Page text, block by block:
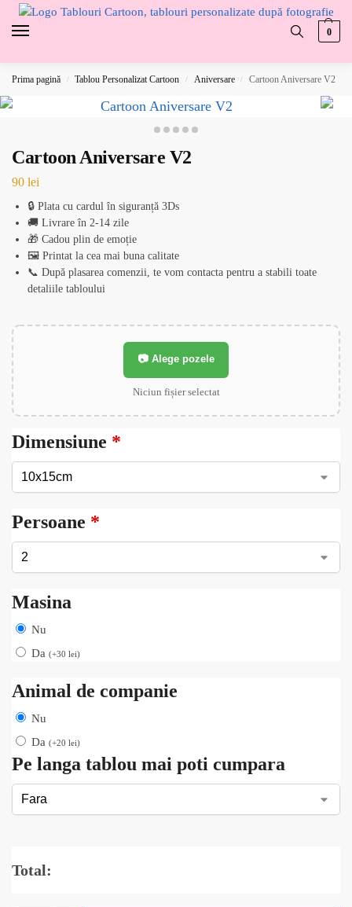
0
Prima pagină / Tablou Personalizat Cartoon / Aniversare / Cartoon Aniversare V2
Cartoon Aniversare V2
90 lei
🔒 Plata cu cardul în siguranță 3Ds
🚚 Livrare în 2-14 zile
🎁 Cadou plin de emoție
🖼️ Printat la cea mai buna calitate
📞 După plasarea comenzii, te vom contacta pentru a stabili toate
detaliile tabloului
📷 Alege pozele
Niciun fișier selectat
Dimensiune *
Persoane *
Masina
Nu
Da (+30 lei)
Animal de companie
Nu
Da (+20 lei)
Pe langa tablou mai poti cumpara
Total: